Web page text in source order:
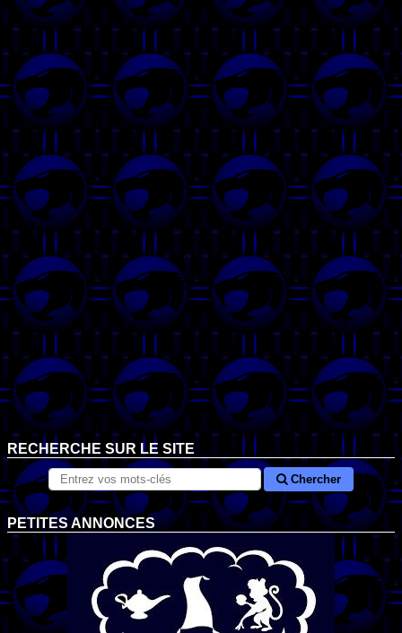
RECHERCHE SUR LE SITE
Chercher
PETITES ANNONCES